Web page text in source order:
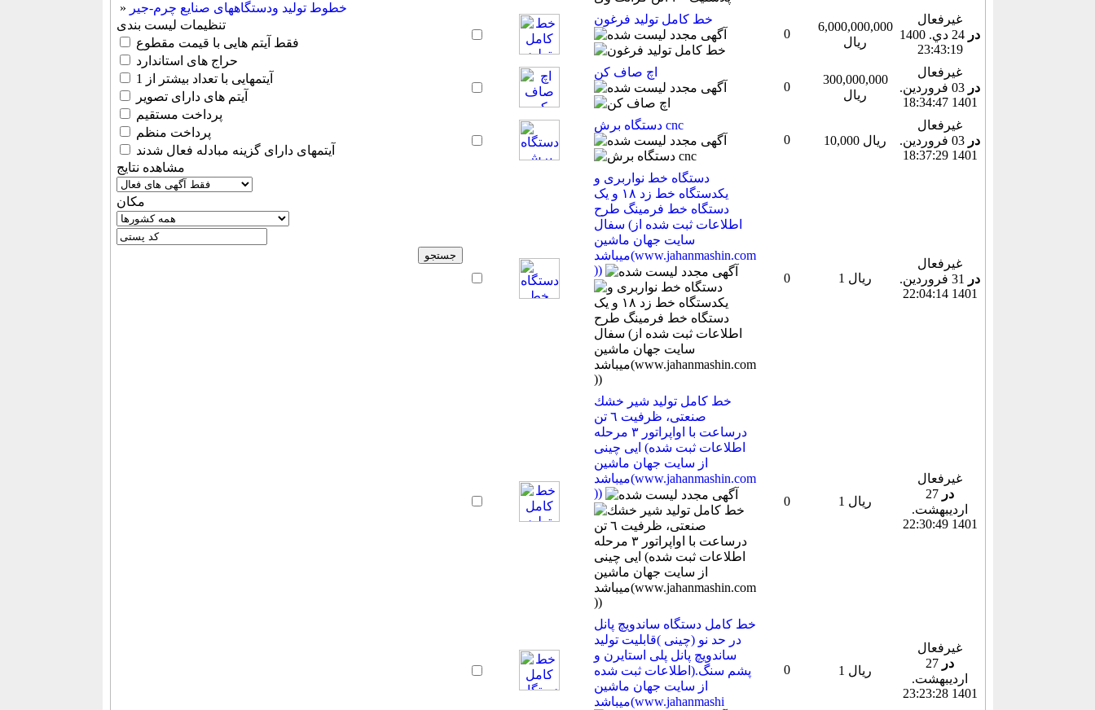
» خطوط تولید ودستگاههای صنایع چرم-جیر
تنظیمات لیست بندی
فقط آیتم هایی با قیمت مقطوع
حراج های استاندارد
آیتمهایی با تعداد بیشتر از 1
آیتم های دارای تصویر
پرداخت مستقیم
پرداخت منظم
آیتمهای دارای گزینه مبادله فعال شدند
مشاهده نتایج
مكان
خط کامل تولید فرغون
0
6,000,000,000
ریال
غیرفعال
در
24 دي. 1400
23:43:19
اچ صاف کن
0
300,000,000
ریال
غیرفعال
در
03 فروردين.
1401 18:34:47
دستگاه برش cnc
0
10,000 ریال
غیرفعال
در
03 فروردين.
1401 18:37:29
دستگاه خط نواربری و
یکدستگاه خط زد ۱۸ و یک
دستگاه خط فرمینگ طرح
سفال (اطلاعات ثبت شده از
سایت جهان ماشین
میباشد(www.jahanmashin.com
))
0 1 ریال
غیرفعال
در
31 فروردين.
1401 22:04:14
خط كامل توليد شير خشك
صنعتى، ظرفيت ٦ تن
درساعت با اواپراتور ٣ مرحله
ايى چينى (اطلاعات ثبت شده
از سایت جهان ماشین
میباشد(www.jahanmashin.com
))
0 1 ریال
غیرفعال
در 27
ارديبهشت.
1401 22:30:49
خط کامل دستگاه ساندویچ پانل
در حد نو (چینی )قابلیت تولید
ساندویچ پانل پلی استایرن و
پشم سنگ.(اطلاعات ثبت شده
از سایت جهان ماشین
میباشد(www.jahanmashi
0 1 ریال
غیرفعال
در 27
ارديبهشت.
1401 23:23:28